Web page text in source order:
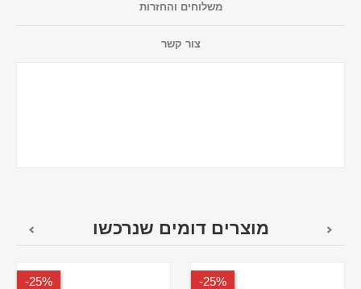
משלוחים והחזרות
צור קשר
מוצרים דומים שנרכשו
25%-
25%-